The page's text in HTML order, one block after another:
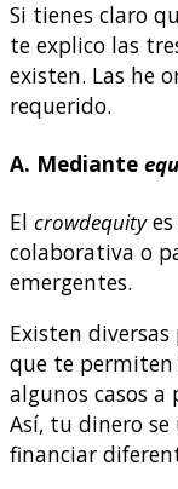
Si tienes claro
te explico las
existen. Las he
requerido.
A. Mediante
El crowdequityes
colaborativa o
emergentes.
Existen
que te
algunos casos
Así, tu dinero se
financiar